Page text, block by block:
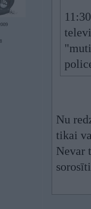
Nu
tikai
Nevar